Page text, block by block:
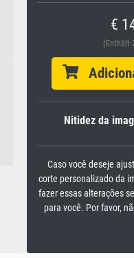
€
(Enthält
Nitidez da
Caso você deseje
corte personalizado da
fazer essas alterações
para você. Por favor,